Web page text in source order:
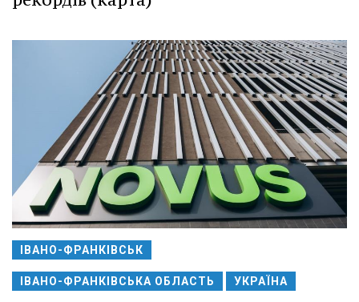
ІВАНО-ФРАНКІВСЬК
ІВАНО-ФРАНКІВСЬКА ОБЛАСТЬ УКРАЇНА